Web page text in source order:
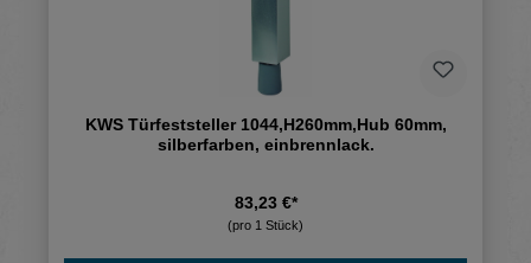
KWS Türfeststeller 1044,H260mm,Hub 60mm,
silberfarben, einbrennlack.
83,23 €*
(pro 1 Stück)